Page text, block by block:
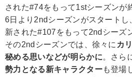
された#74をもって1stシーズンが
6日より2ndシーズンがスタート
新された#107をもって2ndシーズ
その2ndシーズンでは、徐々に カ
秘める思いなどが明らかに。さら
勢力となる新キャラクターも登場